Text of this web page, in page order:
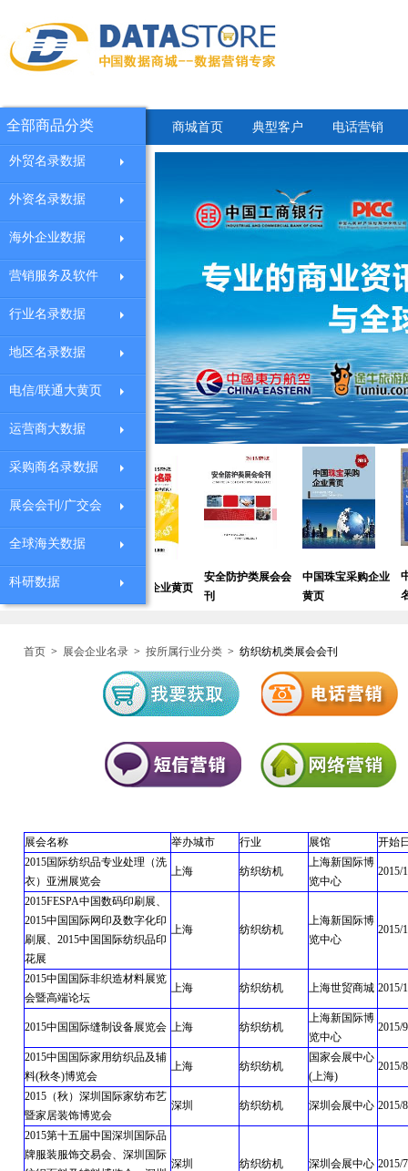
商城首页 典型客户 电话营销
备采购
深圳外贸企业黄页
安全防护类展会会
刊
中国珠宝采购企业
中国德国商
全部商品分类
外贸名录数据
外资名录数据
海外企业数据
营销服务及软件
行业名录数据
地区名录数据
电信/联通大黄页
运营商大数据
采购商名录数据
展会会刊/广交会
全球海关数据
科研数据
首页 > 展会企业名录 > 按所属行业分类 > 纺织纺机类展会会刊
展会名称 举办城市 行业 展馆
开始
2015国际纺织品专业处理（洗
衣）亚洲展览会
上海 纺织纺机
上海新国际博
览中心
2015/
2015FESPA中国数码印刷展、
2015中国国际网印及数字化印
刷展、2015中国国际纺织品印
花展
上海 纺织纺机
上海新国际博
览中心
2015/
2015中国国际非织造材料展览
会暨高端论坛
上海 纺织纺机 上海世贸商城 2015/
2015中国国际缝制设备展览会 上海 纺织纺机
上海新国际博
览中心
2015/
2015中国国际家用纺织品及辅
料(秋冬)博览会
上海 纺织纺机
国家会展中心
(上海)
2015/
2015（秋）深圳国际家纺布艺
暨家居装饰博览会
深圳 纺织纺机 深圳会展中心 2015/
2015第十五届中国深圳国际品
牌服装服饰交易会、深圳国际
深圳 纺织纺机 深圳会展中心 2015/